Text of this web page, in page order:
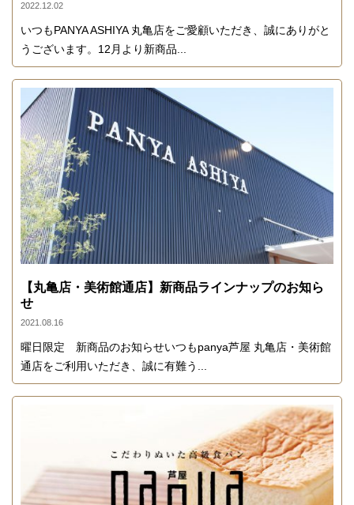
2022.12.02
いつもPANYA ASHIYA 丸亀店をご愛顧いただき、誠にありがと
うございます。12月より新商品...
【丸亀店・美術館通店】新商品ラインナップのお知ら
せ
2021.08.16
曜日限定 新商品のお知らせいつもpanya芦屋 丸亀店・美術館
通店をご利用いただき、誠に有難う...